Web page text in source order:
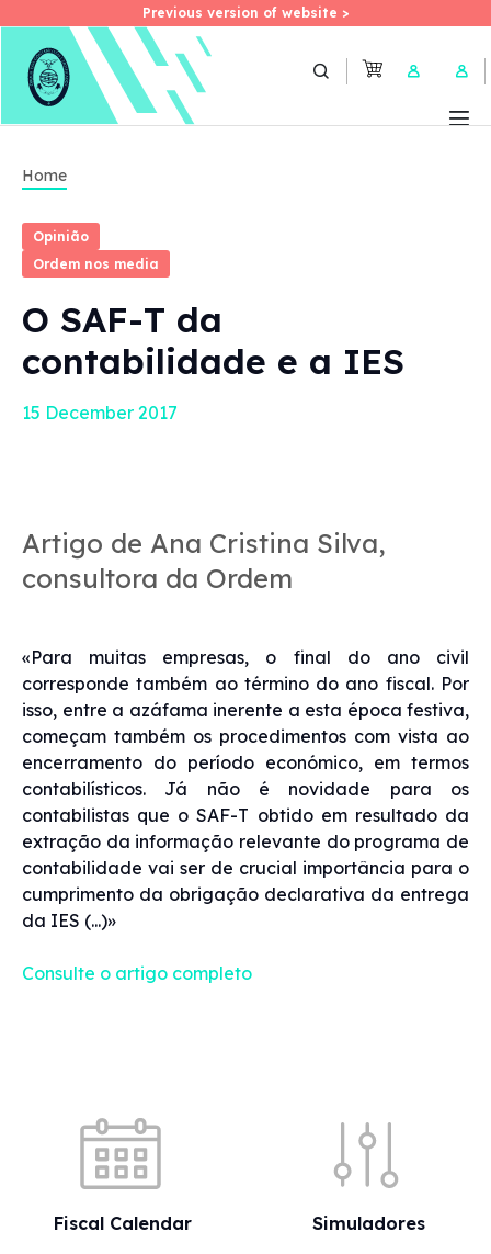
Skip
Previous version of website >
Previous version of website >
User
Home
Opinião
Ordem nos media
O SAF-T da
contabilidade e a IES
15 December 2017
Artigo de Ana Cristina Silva,
consultora da Ordem
«Para muitas empresas, o final do ano civil
corresponde também ao término do ano fiscal. Por
isso, entre a azáfama inerente a esta época festiva,
começam também os procedimentos com vista ao
encerramento do período económico, em termos
contabilísticos. Já não é novidade para os
contabilistas que o SAF-T obtido em resultado da
extração da informação relevante do programa de
contabilidade vai ser de crucial importância para o
cumprimento da obrigação declarativa da entrega
da IES (...)»
Consulte o artigo completo
Fiscal Calendar Simuladores